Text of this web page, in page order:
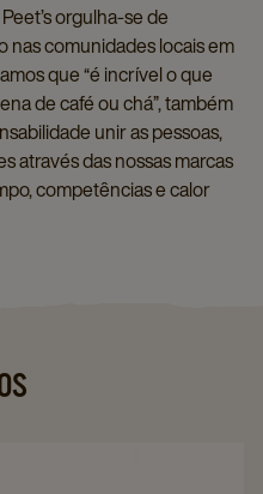
orgulha-se de
comunidades locais em
que “é incrível o que
de café ou chá”, também
unir as pessoas,
através das nossas marcas
competências e calor